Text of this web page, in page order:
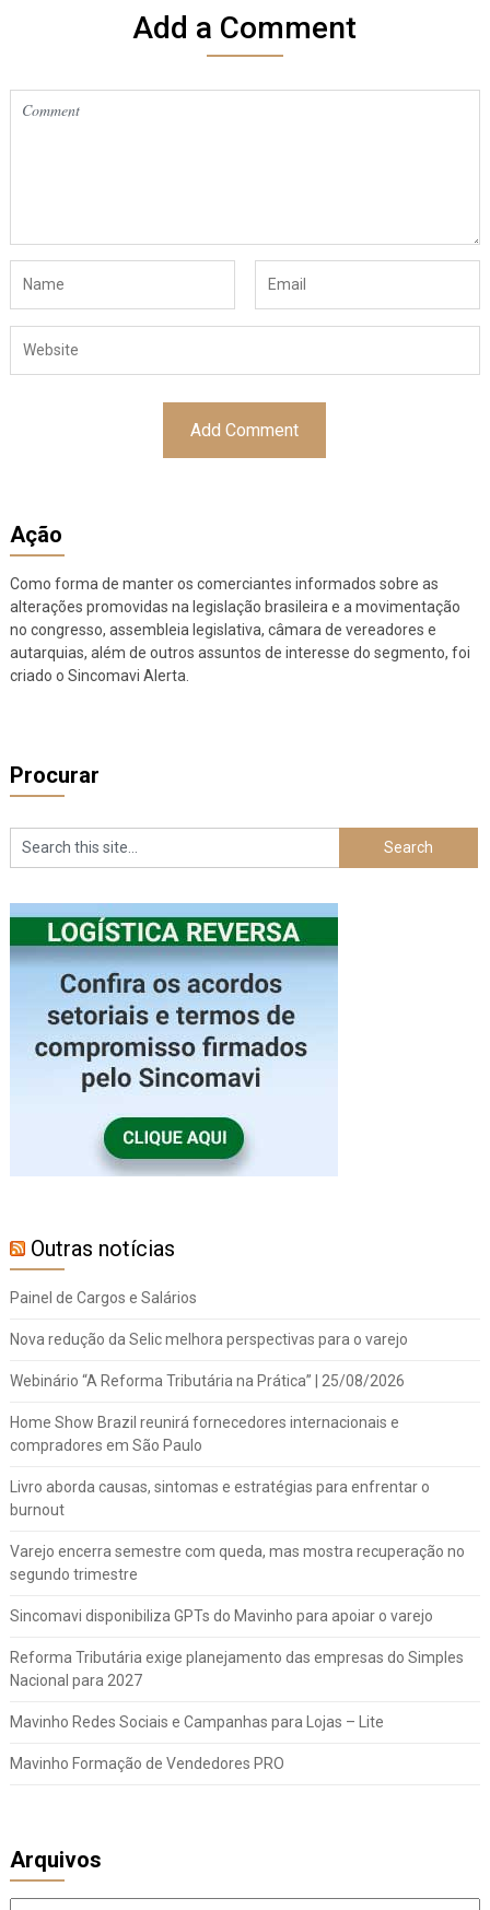
Add a Comment
Ação
Como forma de manter os comerciantes informados sobre as
alterações promovidas na legislação brasileira e a movimentação
no congresso, assembleia legislativa, câmara de vereadores e
autarquias, além de outros assuntos de interesse do segmento, foi
criado o Sincomavi Alerta.
Procurar
Outras notícias
Painel de Cargos e Salários
Nova redução da Selic melhora perspectivas para o varejo
Webinário “A Reforma Tributária na Prática” | 25/08/2026
Home Show Brazil reunirá fornecedores internacionais e
compradores em São Paulo
Livro aborda causas, sintomas e estratégias para enfrentar o
burnout
Varejo encerra semestre com queda, mas mostra recuperação no
segundo trimestre
Sincomavi disponibiliza GPTs do Mavinho para apoiar o varejo
Reforma Tributária exige planejamento das empresas do Simples
Nacional para 2027
Mavinho Redes Sociais e Campanhas para Lojas – Lite
Mavinho Formação de Vendedores PRO
Arquivos